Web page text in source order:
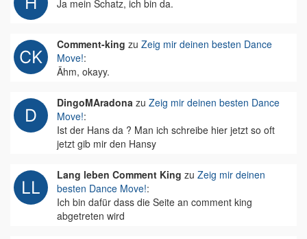
Ja mein Schatz, ich bin da.
Comment-king zu Zeig mir deinen besten Dance
Move!:
Ähm, okayy.
DingoMAradona zu Zeig mir deinen besten Dance
Move!:
Ist der Hans da ? Man ich schreibe hier jetzt so oft
jetzt gib mir den Hansy
Lang leben Comment King zu Zeig mir deinen
besten Dance Move!:
Ich bin dafür dass die Seite an comment king
abgetreten wird